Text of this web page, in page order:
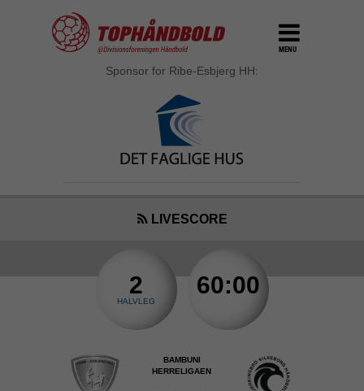
MENU
Sponsor for Ribe-Esbjerg HH:
LIVESCORE
2
HALVLEG
60:00
BAMBUNI
HERRELIGAEN